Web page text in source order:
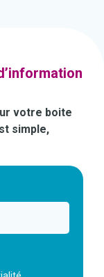
votre boite
simple,